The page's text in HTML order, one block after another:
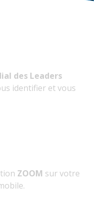
des Leaders
identifier et vous
ZOOM sur votre